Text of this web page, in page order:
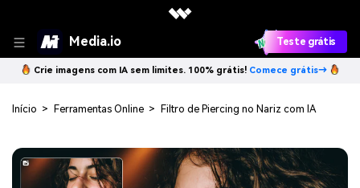
Media.io Teste grátis
Crie imagens com IA sem limites. 100% grátis! Comece grátis→
Início > Ferramentas Online > Filtro de Piercing no Nariz com IA